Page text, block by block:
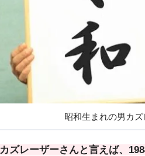
昭和生まれの男カ
カズレーザーさんと言えば、